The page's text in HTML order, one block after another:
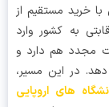
مستقیم از
کشور وارد
هم دارد و
این مسیر،
اروپایی